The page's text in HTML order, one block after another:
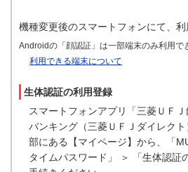
機種変更後のスマートフォンにて、利
Androidの「顔認証」は一部端末のみ利用で
利用できる端末について
生体認証の利用登録
スマートフォンアプリ「三菱ＵＦ
バンキング（三菱ＵＦＪダイレク
部にある【マイページ】から、「
タイムパスワード」 ＞ 「生体認証